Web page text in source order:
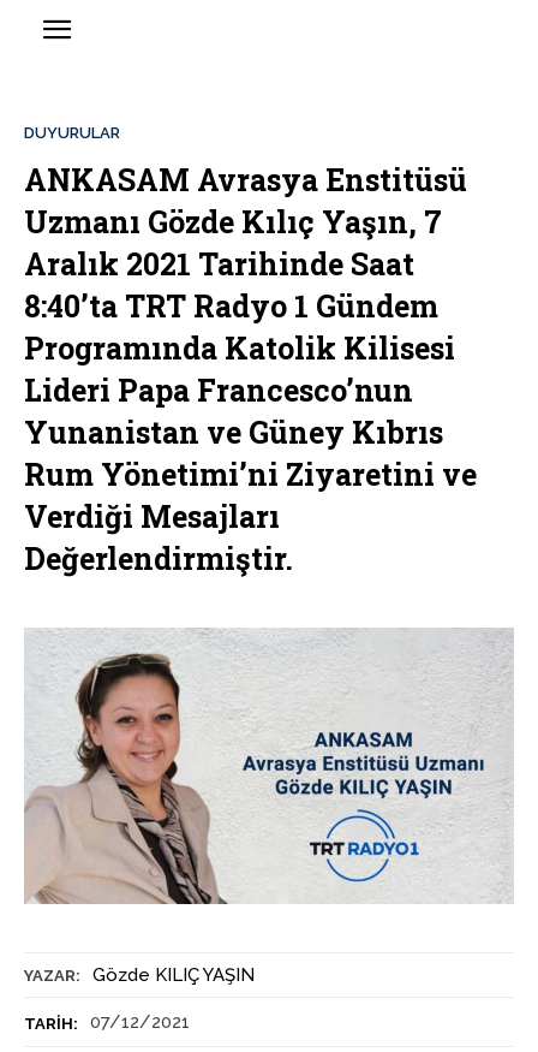
YAZAR: Gözde KILIÇ YAŞIN
TARIH: 07/12/2021
DUYURULAR
ANKASAM Avrasya Enstitüsü
Uzmanı Gözde Kılıç Yaşın, 7
Aralık 2021 Tarihinde Saat
8:40’ta TRT Radyo 1 Gündem
Programında Katolik Kilisesi
Lideri Papa Francesco’nun
Yunanistan ve Güney Kıbrıs
Rum Yönetimi’ni Ziyaretini ve
Verdiği Mesajları
Değerlendirmiştir.